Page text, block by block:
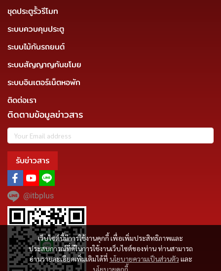
เว็บไซต์นี้มีการใช้งานคุกกี้ เพื่อเพิ่มประสิทธิภาพและ
ประสบการณ์ที่ดีในการใช้งานเว็บไซต์ของท่าน ท่านสามารถ
อ่านรายละเอียดเพิ่มเติมได้ที่ นโยบายความเป็นส่วนตัว และ
นโยบายคุกกี้
ชุดประตูรั้วรีโมท
ระบบควบคุมประตู
ระบบไม้กันรถยนต์
ระบบสัญญาญกันขโมย
ระบบอินเตอร์เน็ตหอพัก
ติดต่อเรา
ติดตามข้อมูลข่าวสาร
รับข่าวสาร
@itbplus